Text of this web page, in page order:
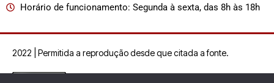
Horário de funcionamento: Segunda à sexta, das 8h às 18h
2022 | Permitida a reprodução desde que citada a fonte.